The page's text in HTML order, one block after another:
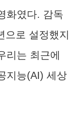
화였다. 감독
로 설정했지
리는 최근에
지능(AI) 세상